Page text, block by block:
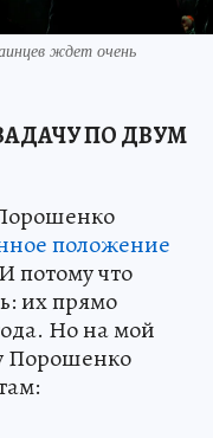
ждет очень
ПО ДВУМ
положение
потому что
их прямо
Но на мой
Порошенко